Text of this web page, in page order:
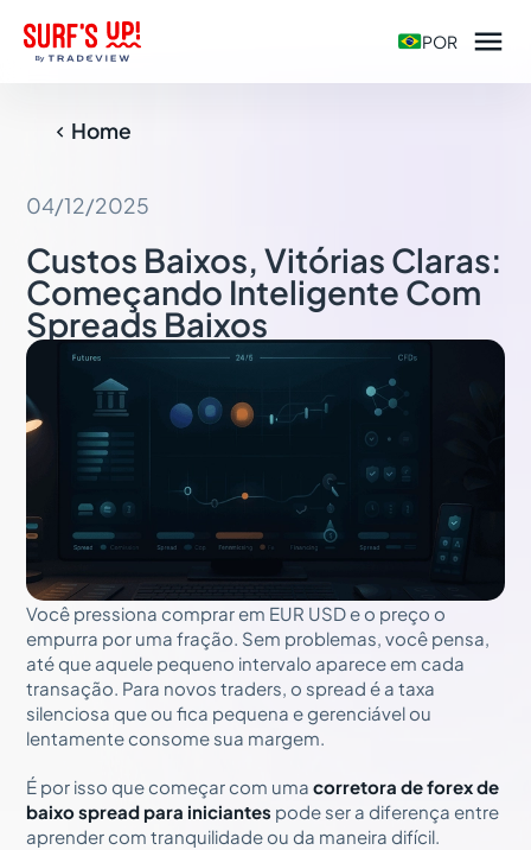
POR 
 Home
04/12/2025
Custos Baixos, Vitórias Claras:
Começando Inteligente Com
Spreads Baixos
Você pressiona comprar em EUR USD e o preço o
empurra por uma fração. Sem problemas, você pensa,
até que aquele pequeno intervalo aparece em cada
transação. Para novos traders, o spread é a taxa
silenciosa que ou fica pequena e gerenciável ou
lentamente consome sua margem.
É por isso que começar com umacorretora de forex de
baixo spread para iniciantes pode ser a diferença entre
aprender com tranquilidade ou da maneira difícil.